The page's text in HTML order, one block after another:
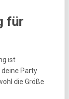
für
ist
Party
die Größe